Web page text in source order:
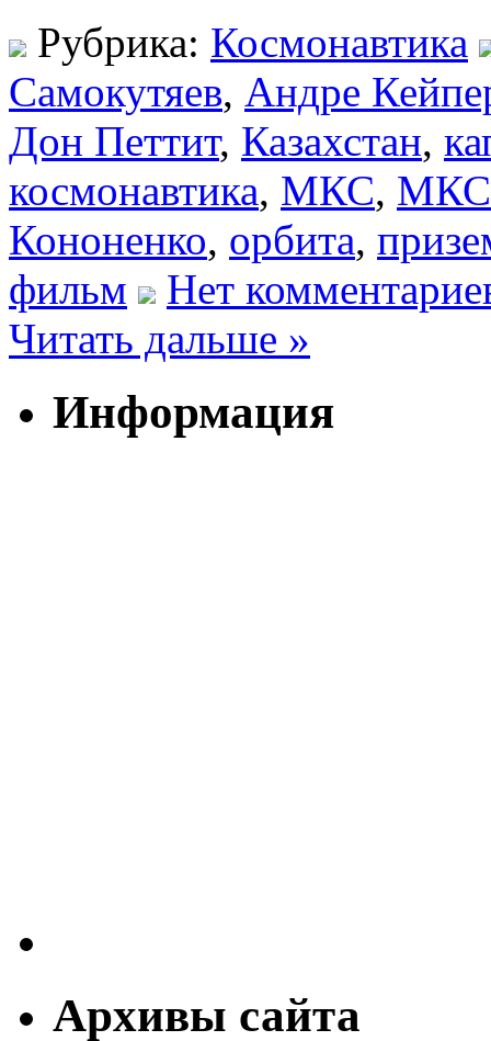
Рубрика: Космонавтика
Самокутяев, Андре
Дон Петтит, Казахстан,
космонавтика, МКС,
Кононенко, орбита,
фильм
Нет
Читать дальше »
Информация
Архивы сайта